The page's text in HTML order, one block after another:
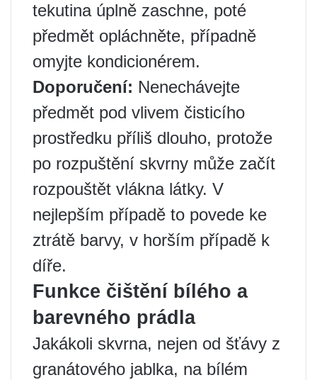
tekutina úplně zaschne, poté
předmět opláchněte, případně
omyjte kondicionérem.
Doporučení: Nenechávejte
předmět pod vlivem čisticího
prostředku příliš dlouho, protože
po rozpuštění skvrny může začít
rozpouštět vlákna látky. V
nejlepším případě to povede ke
ztrátě barvy, v horším případě k
díře.
Funkce čištění bílého a
barevného prádla
Jakákoli skvrna, nejen od šťávy z
granátového jablka, na bílém